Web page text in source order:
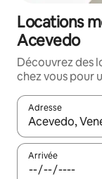
Locations
Acevedo
Découvrez des
chez vous pour
Adresse
Lorsque les
Arrivée